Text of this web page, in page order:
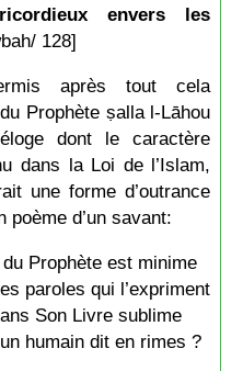
envers les
128]
après tout cela
Prophète ṣalla l-Lāhou
dont le caractère
dans la Loi de l’Islam,
une forme d’outrance
poème d’un savant:
Prophète est minime
paroles qui l’expriment
Son Livre sublime
humain dit en rimes ?